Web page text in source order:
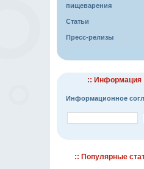
пищеварения
Статьи
Пресс-релизы
::
Информационное
:: Популярные